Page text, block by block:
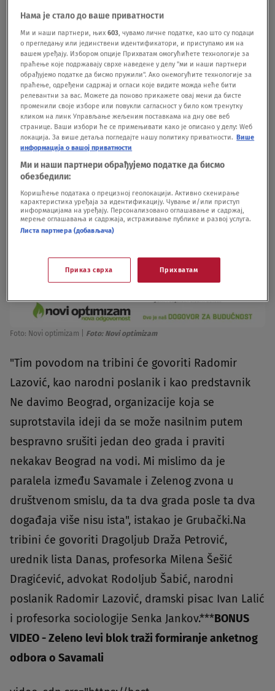
zvono više ne nalazi u pozorištu i u Zrenjaninu.
Mislimo da Zrenjanin nije isti posle tog datuma i
posle te činjenice koja nije bila bitna samo za
nas, već i za zrenjaninsku javnost i uopšte
mogućnost okupljanja ljudi na jednom
slobodnom i nezavisnom mestu", kaže
Grubački.Kako dodaje, 24. aprila se obeležava i
sedam godina od rušenja u Savamali.
Foto: Novi optimizam Foto: Novi optimizam
"Tim povodom na tribini će govoriti Radomir
Lazović, kao narodni poslanik i kao predstavnik
Ne davimo Beograd, organizacije koja se
suprotstavila ideji da se može nasilnim putem
bespravno srušiti jedan deo grada i praviti
nekakav Beograd na vodi. Mi mislimo da je
paralela između Savamale i Zelenog zvona u
društvenom smislu, da ta dva grada posle ta dva
događaja više nisu ista", istakao je Grubački.Na
tribini će govoriti Dragoljub Draža Petrović,
urednik lista Danas, profesorka Milena Šešić
Dragićević, advokat Rodoljub Šabić, narodni
poslanik Radomir Lazović, dramski pisac Ivan Lalić
i profesorka sociologije Senka Jankov.***BONUS
VIDEO - Zeleno levi blok traži formiranje anketnog
odbora o Savamali
Нама је стало до ваше приватности
Ми и наши партнери, њих603, чувамо личне податке, као што су подаци
о прегледању или јединствени идентификатори, и приступамо им на
вашем уређају. Избором опције Прихватам омогућићете технологије за
праћење које подржавају сврхе наведене у делу "ми и наши партнери
обрађујемо податке да бисмо пружили". Ако онемогућите технологије за
праћење, одређени садржај и огласи које видите можда неће бити
релевантни за вас. Можете да поново прикажете овај мени да бисте
променили своје изборе или повукли сагласност у било ком тренутку
кликом на линк Управљање жељеним поставкама на дну ове веб
странице. Ваши избори ће се примењивати како је описано у делу: Wеб
локација. За више детаља погледајте нашу политику приватности. Више
информација о вашој приватности
Ми и наши партнери обрађујемо податке да бисмо
обезбедили:
Коришћење података о прецизној геолокацији. Активно скенирање
карактеристика уређаја за идентификацију. Чување и/или приступ
информацијама на уређају. Персонализовано оглашавање и садржај,
мерење оглашавања и садржаја, истраживање публике и развој услуга.
Листа партнера (добављача)
Приказ сврха Прихватам